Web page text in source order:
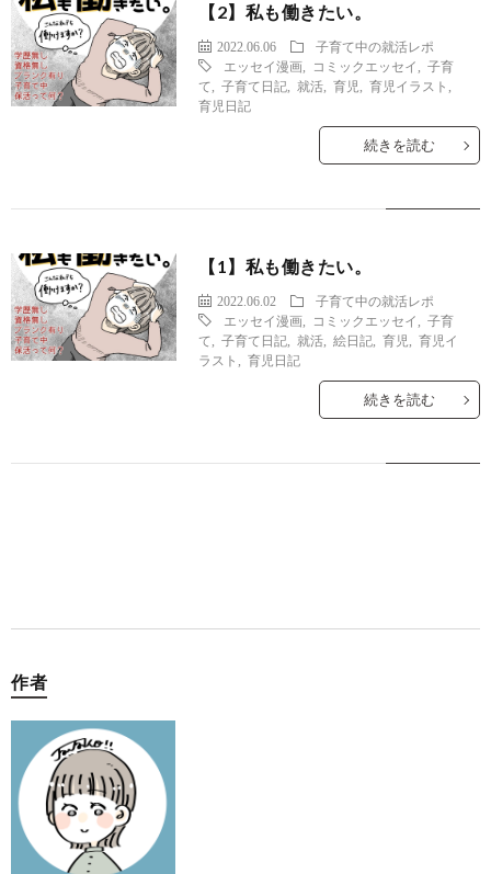
【2】私も働きたい。
2022.06.06
子育て中の就活レポ
エッセイ漫画
コミックエッセイ ,子育
て
,子育て日記 ,就活 ,育児 ,育児イラスト
育児日記
続きを読む
【1】私も働きたい。
2022.06.02
子育て中の就活レポ
エッセイ漫画
コミックエッセイ ,子育
て
,子育て日記 ,就活 ,絵日記 ,育児 ,育児イ
ラスト
,育児日記
続きを読む
作者